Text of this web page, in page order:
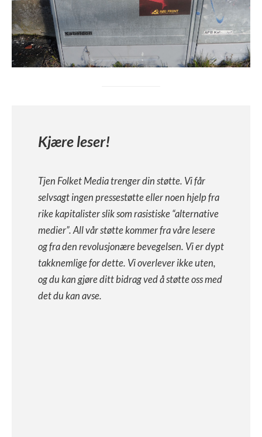
Kjære leser!
Tjen Folket Media trenger din støtte. Vi får
selvsagt ingen pressestøtte eller noen hjelp fra
rike kapitalister slik som rasistiske “alternative
medier”. All vår støtte kommer fra våre lesere
og fra den revolusjonære bevegelsen. Vi er dypt
takknemlige for dette. Vi overlever ikke uten,
og du kan gjøre ditt bidrag ved å støtte oss med
det du kan avse.